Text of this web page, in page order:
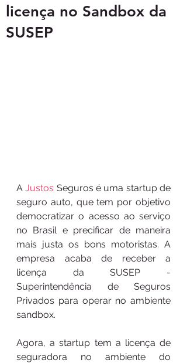
licença no Sandbox da
SUSEP
A Justos Seguros é uma startup de
seguro auto, que tem por objetivo
democratizar o acesso ao serviço
no Brasil e precificar de maneira
mais justa os bons motoristas. A
empresa acaba de receber a
licença da SUSEP -
Superintendência de Seguros
Privados para operar no ambiente
sandbox.
Agora, a startup tem a licença de
seguradora no ambiente do